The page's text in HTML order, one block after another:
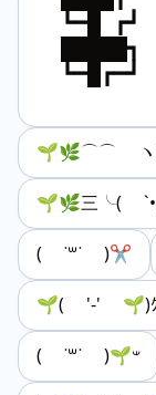
┗━█ ┏┛
█████┓
┗━█┏━┛
🌱🌿⌒⌒ ヽ
🌱🌿三╰(
( ˙꒳˙ )✂️
🌱( '-' 🌱)ｸ
( ˙꒳˙ )🌱𐤔